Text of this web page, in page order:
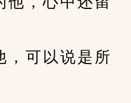
可以说是所